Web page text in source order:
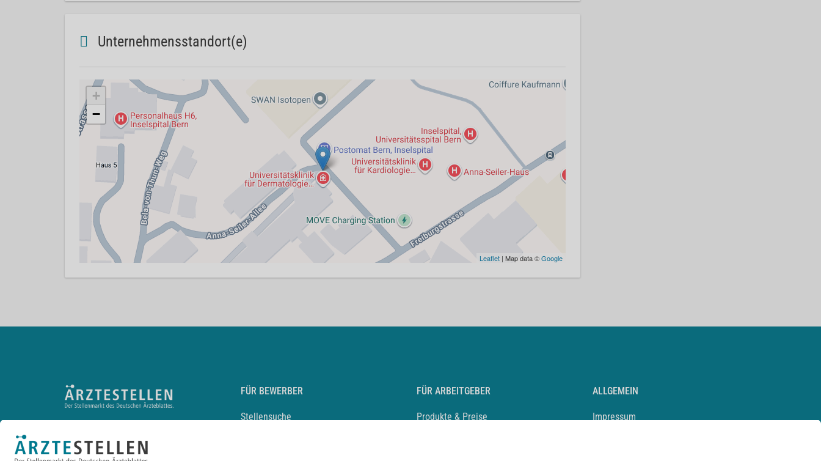
Unternehmensstandort(e)
+
−
Leaflet | Map data ©Google
FÜR BEWERBER
Stellensuche
FÜR ARBEITGEBER
Produkte & Preise
ALLGEMEIN
Impressum